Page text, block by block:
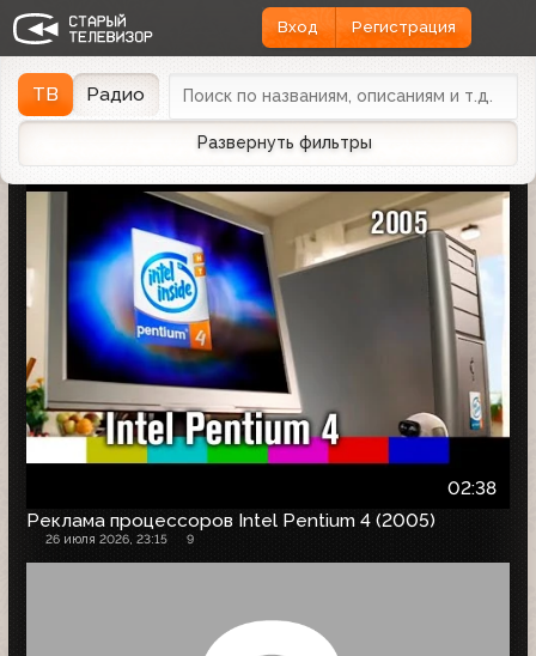
Вход Регистрация
ТВ Радио
Развернуть фильтры
Найдено 1166 записей Дата эфираДата заливки
02:38
Реклама процессоров Intel Pentium 4 (2005)
26 июля 2026, 23:15 9